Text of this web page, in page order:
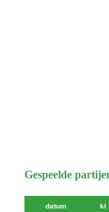
Gespeelde
datum kl